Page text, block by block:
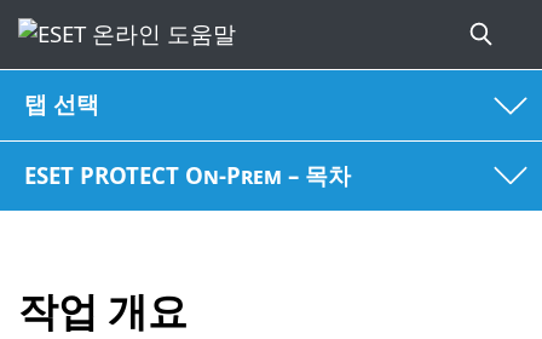
탭 선택
ESET PROTECT On-Prem – 목차
작업 개요